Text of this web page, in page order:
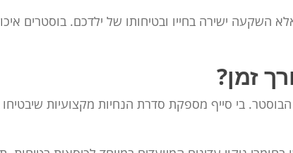
השקעה ישירה בחייו ובטיחותו של ילדכם. בוסטרים
זמן?
בי סייף מספקת סדרת הנחיות מקצועיות